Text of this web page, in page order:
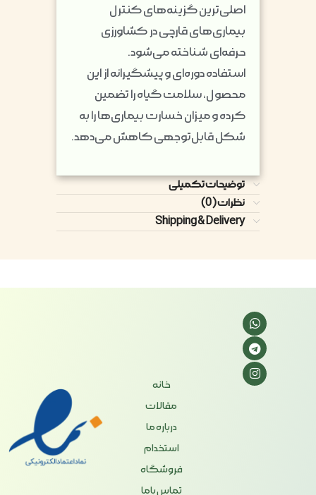
اصلی‌ترین گزینه‌های کنترل
بیماری‌های قارچی در کشاورزی
حرفه‌ای شناخته می‌شود.
استفاده دوره‌ای و پیشگیرانه از این
محصول، سلامت گیاه را تضمین
کرده و میزان خسارت بیماری‌ها را به
شکل قابل‌توجهی کاهش می‌دهد.
توضیحات تکمیلی
نظرات (0)
Shipping & Delivery
خانه
مقالات
درباره ما
استخدام
فروشگاه
تماس باما